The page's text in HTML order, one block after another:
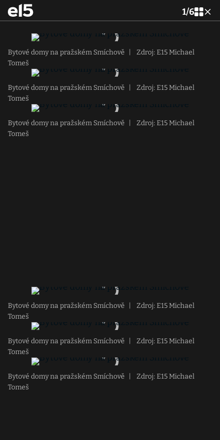
1/6
Bytové domy na pražském Smíchově
Zdroj: E15 Michael
Tomeš
Bytové domy na pražském Smíchově
Zdroj: E15 Michael
Tomeš
Bytové domy na pražském Smíchově
Zdroj: E15 Michael
Tomeš
Bytové domy na pražském Smíchově
Zdroj: E15 Michael
Tomeš
Bytové domy na pražském Smíchově
Zdroj: E15 Michael
Tomeš
Bytové domy na pražském Smíchově
Zdroj: E15 Michael
Tomeš